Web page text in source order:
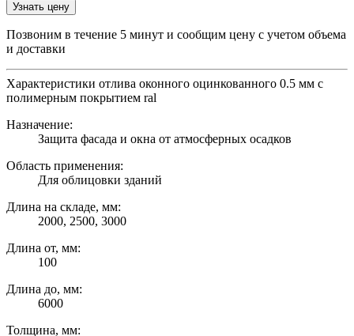
Узнать цену
Позвоним в течение 5 минут и сообщим цену с учетом объема
и доставки
Характеристики отлива оконного оцинкованного 0.5 мм с
полимерным покрытием ral
Назначение:
Защита фасада и окна от атмосферных осадков
Область применения:
Для облицовки зданий
Длина на складе, мм:
2000, 2500, 3000
Длина от, мм:
100
Длина до, мм:
6000
Толщина, мм: